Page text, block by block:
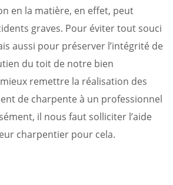
en la matière, en effet, peut
graves. Pour éviter tout souci
aussi pour préserver l’intégrité de
du toit de notre bien
remettre la réalisation des
de charpente à un professionnel
il nous faut solliciter l’aide
charpentier pour cela.